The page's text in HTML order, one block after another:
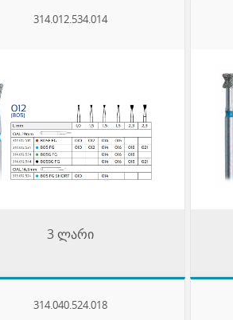
314.012.534.014
3 ლარი
314.040.524.018